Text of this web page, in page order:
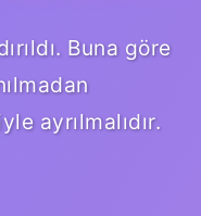
Buna göre
ayrılmalıdır.